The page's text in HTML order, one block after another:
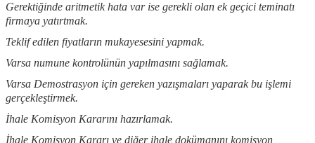
Gerektiğinde aritmetik hata var ise gerekli olan ek geçici teminatı
firmaya yatırtmak.
Teklif edilen fiyatların mukayesesini yapmak.
Varsa numune kontrolünün yapılmasını sağlamak.
Varsa Demostrasyon için gereken yazışmaları yaparak bu işlemi
gerçekleştirmek.
İhale Komisyon Kararını hazırlamak.
İhale Komisyon Kararı ve diğer ihale dokümanını komisyon